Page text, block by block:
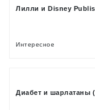
Лилли и Disney
Интересное
Диабет и шарлатаны